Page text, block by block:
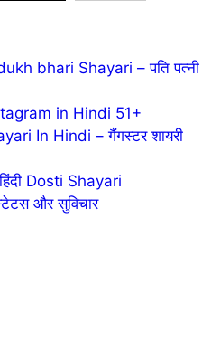
bhari Shayari – पति पत्नी
in Hindi 51+
In Hindi – गैंगस्टर शायरी
Dosti Shayari
और सुविचार